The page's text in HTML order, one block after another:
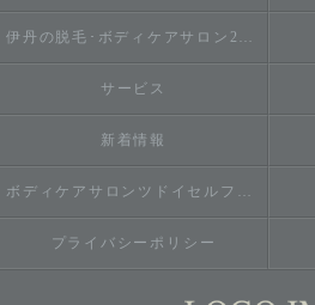
伊丹の脱毛･ボディケアサロン2do1セルフ脱毛とタイ古式のお店のお客様の声
サービス
新着情報
ボディケアサロンツドイセルフ脱毛とタイ古式のお店
プライバシーポリシー